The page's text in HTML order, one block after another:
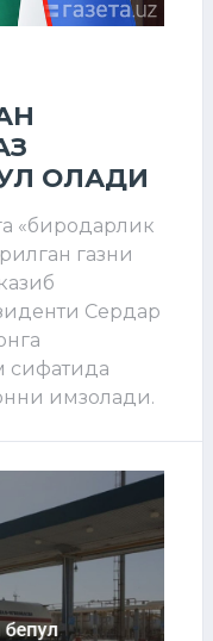
ОЛАДИ
«биродарлик
газни
Сердар
сифатида
имзолади.